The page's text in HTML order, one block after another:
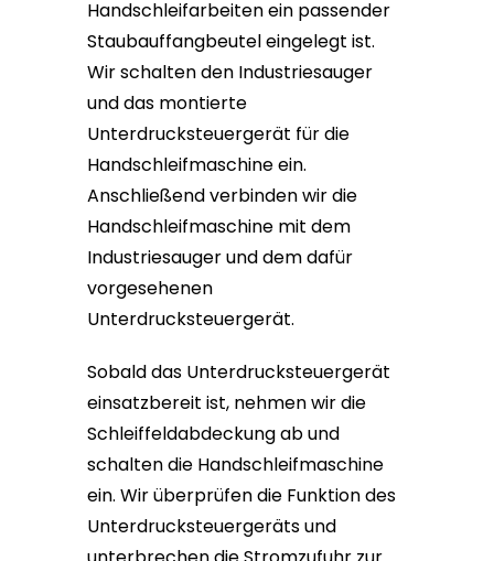
Handschleifarbeiten ein passender
Staubauffangbeutel eingelegt ist.
Wir schalten den Industriesauger
und das montierte
Unterdrucksteuergerät für die
Handschleifmaschine ein.
Anschließend verbinden wir die
Handschleifmaschine mit dem
Industriesauger und dem dafür
vorgesehenen
Unterdrucksteuergerät.
Sobald das Unterdrucksteuergerät
einsatzbereit ist, nehmen wir die
Schleiffeldabdeckung ab und
schalten die Handschleifmaschine
ein. Wir überprüfen die Funktion des
Unterdrucksteuergeräts und